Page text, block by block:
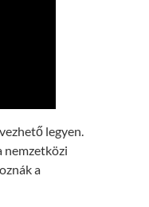
legyen.
nemzetközi
a